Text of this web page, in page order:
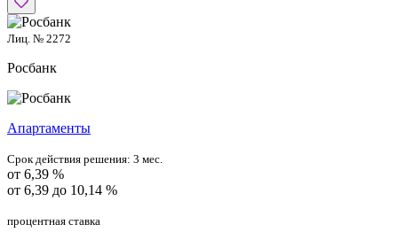
Лиц. № 2272
Росбанк
Апартаменты
Срок действия решения: 3 мес.
от 6,39 %
от 6,39 до 10,14 %
процентная ставка